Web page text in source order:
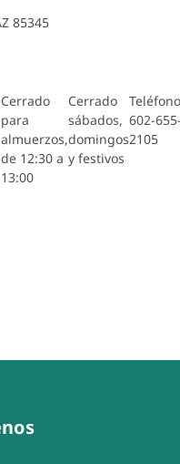
85345
Cerrado
para
almuerzos,
de 12:30 a
13:00
Cerrado
sábados,
domingos
y festivos
602-
2105